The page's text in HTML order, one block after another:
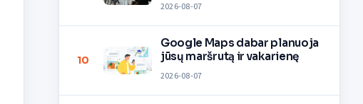
2026-08-07
10
Google Maps dabar planuoja
jūsų maršrutą ir vakarienę
2026-08-07